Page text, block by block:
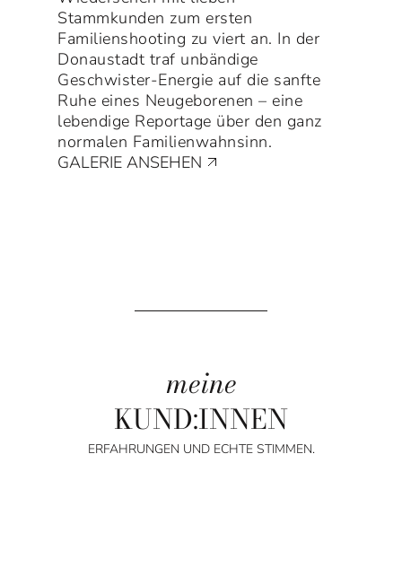
Stammkunden zum ersten
Familienshooting zu viert an. In der
Donaustadt traf unbändige
Geschwister-Energie auf die sanfte
Ruhe eines Neugeborenen – eine
lebendige Reportage über den ganz
normalen Familienwahnsinn.
GALERIE ANSEHEN
meine
KUND:INNEN
ERFAHRUNGEN UND ECHTE STIMMEN.